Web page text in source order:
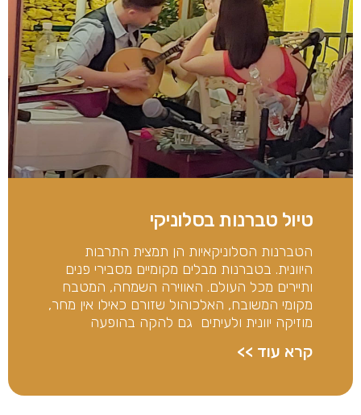
טיול טברנות בסלוניקי
הטברנות הסלוניקאיות הן תמצית התרבות
היוונית. בטברנות מבלים מקומיים מסבירי פנים
ותיירים מכל העולם. האווירה השמחה, המטבח
מקומי המשובח, האלכוהול שזורם כאילו אין מחר,
מוזיקה יוונית ולעיתים גם להקה בהופעה
קרא עוד >>